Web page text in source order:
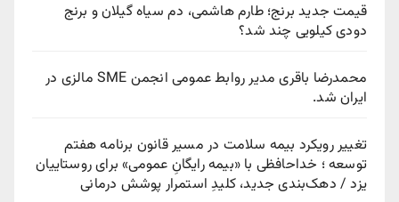
قیمت جدید برنج؛ طارم هاشمی، دم سیاه گیلان و برنج
دودی کیلویی چند شد؟
محمدرضا باقری مدیر روابط عمومی انجمن SME مالزی در
ایران شد.
تغییر رویکرد بیمه سلامت در مسیر قانون برنامه هفتم
توسعه ؛ خداحافظی با «بیمه رایگانِ عمومی» برای روستاییان
یزد / دهک‌بندی جدید، کلیدِ استمرار پوشش درمانی